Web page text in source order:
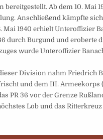
Ab dem 10. Mai
Anschließend kämpfte
1940 erhielt Unteroffizier
durch Burgund und eroberte
wurde Unteroffizier
Division nahm Friedrich
und dem III. Armeekorps
PR 36 vor der Grenze
Lob und das